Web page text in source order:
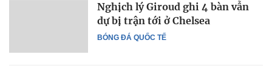
BÓNG ĐÁ QUỐC TẾ
Nghịch lý Giroud ghi 4 bàn vẫn
dự bị trận tới ở Chelsea